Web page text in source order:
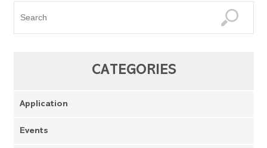
CATEGORIES
Application
Events